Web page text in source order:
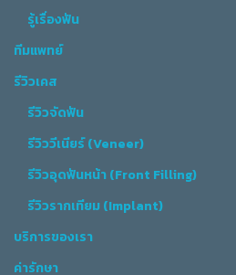
รู้เรื่องฟัน
ทีมแพทย์
รีวิวเคส
รีวิวจัดฟัน
รีวิววีเนียร์ (Veneer)
รีวิวอุดฟันหน้า (Front Filling)
รีวิวรากเทียม (Implant)
บริการของเรา
ค่ารักษา